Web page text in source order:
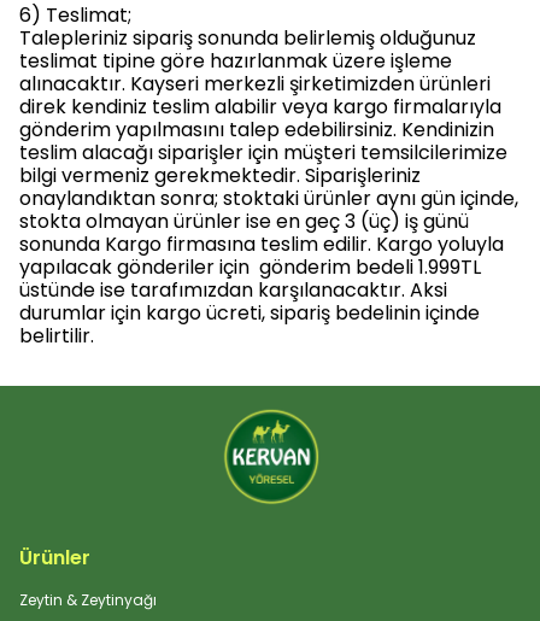
6) Teslimat;
Talepleriniz sipariş sonunda belirlemiş olduğunuz
teslimat tipine göre hazırlanmak üzere işleme
alınacaktır. Kayseri merkezli şirketimizden ürünleri
direk kendiniz teslim alabilir veya kargo firmalarıyla
gönderim yapılmasını talep edebilirsiniz. Kendinizin
teslim alacağı siparişler için müşteri temsilcilerimize
bilgi vermeniz gerekmektedir. Siparişleriniz
onaylandıktan sonra; stoktaki ürünler aynı gün içinde,
stokta olmayan ürünler ise en geç 3 (üç) iş günü
sonunda Kargo firmasına teslim edilir. Kargo yoluyla
yapılacak gönderiler için gönderim bedeli 1.999TL
üstünde ise tarafımızdan karşılanacaktır. Aksi
durumlar için kargo ücreti, sipariş bedelinin içinde
belirtilir.
Ürünler
Zeytin & Zeytinyağı